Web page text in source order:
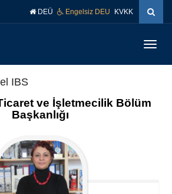
DEÜ Engelsiz DEU KVKK
IBS
ve İşletmecilik Bölüm
Başkanlığı